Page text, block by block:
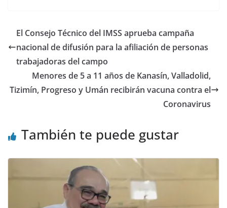
El Consejo Técnico del IMSS aprueba campaña
nacional de difusión para la afiliación de personas
trabajadoras del campo
Menores de 5 a 11 años de Kanasín, Valladolid,
Tizimín, Progreso y Umán recibirán vacuna contra el
Coronavirus
También te puede gustar